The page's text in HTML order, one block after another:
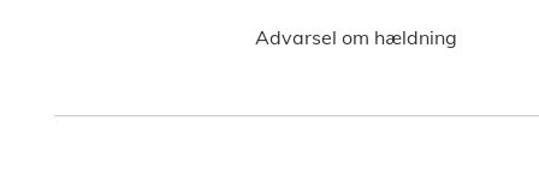
Advarsel om hældning